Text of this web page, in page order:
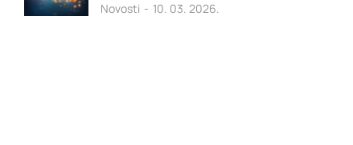
Novosti 10. 03. 2026.